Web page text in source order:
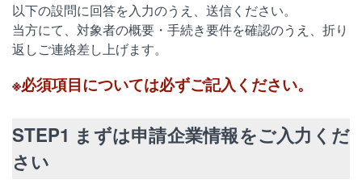
以下の設問に回答を入力のうえ、送信ください。
当方にて、対象者の概要・手続き要件を確認のうえ、折り
返しご連絡差し上げます。
※必須項目については必ずご記入ください。
STEP1 まずは申請企業情報をご入力くだ
さい